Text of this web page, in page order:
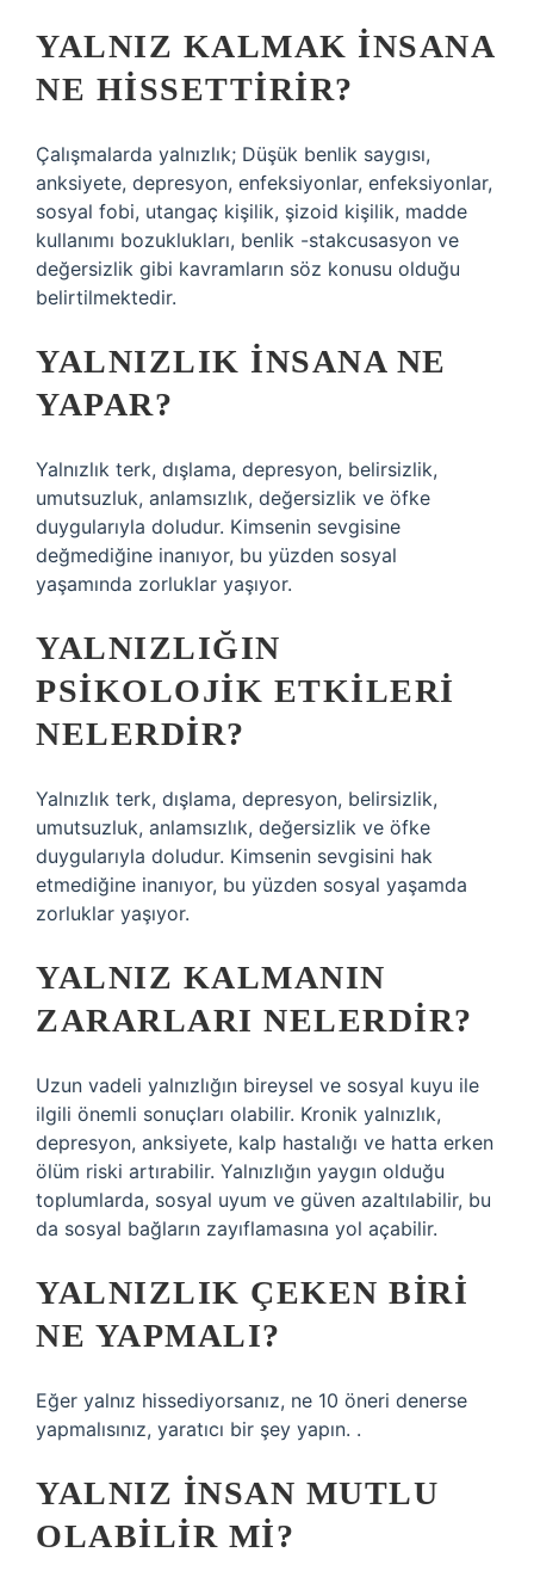
YALNIZ KALMAK INSANA
NE HISSETTIRIR?
Çalışmalarda yalnızlık; Düşük benlik saygısı,
anksiyete, depresyon, enfeksiyonlar, enfeksiyonlar,
sosyal fobi, utangaç kişilik, şizoid kişilik, madde
kullanımı bozuklukları, benlik -stakcusasyon ve
değersizlik gibi kavramların söz konusu olduğu
belirtilmektedir.
YALNIZLIK INSANA NE
YAPAR?
Yalnızlık terk, dışlama, depresyon, belirsizlik,
umutsuzluk, anlamsızlık, değersizlik ve öfke
duygularıyla doludur. Kimsenin sevgisine
değmediğine inanıyor, bu yüzden sosyal
yaşamında zorluklar yaşıyor.
YALNIZLIĞIN
PSIKOLOJIK ETKILERI
NELERDIR?
Yalnızlık terk, dışlama, depresyon, belirsizlik,
umutsuzluk, anlamsızlık, değersizlik ve öfke
duygularıyla doludur. Kimsenin sevgisini hak
etmediğine inanıyor, bu yüzden sosyal yaşamda
zorluklar yaşıyor.
YALNIZ KALMANIN
ZARARLARI NELERDIR?
Uzun vadeli yalnızlığın bireysel ve sosyal kuyu ile
ilgili önemli sonuçları olabilir. Kronik yalnızlık,
depresyon, anksiyete, kalp hastalığı ve hatta erken
ölüm riski artırabilir. Yalnızlığın yaygın olduğu
toplumlarda, sosyal uyum ve güven azaltılabilir, bu
da sosyal bağların zayıflamasına yol açabilir.
YALNIZLIK ÇEKEN BIRI
NE YAPMALI?
Eğer yalnız hissediyorsanız, ne 10 öneri denerse
yapmalısınız, yaratıcı bir şey yapın. .
YALNIZ INSAN MUTLU
OLABILIR MI?